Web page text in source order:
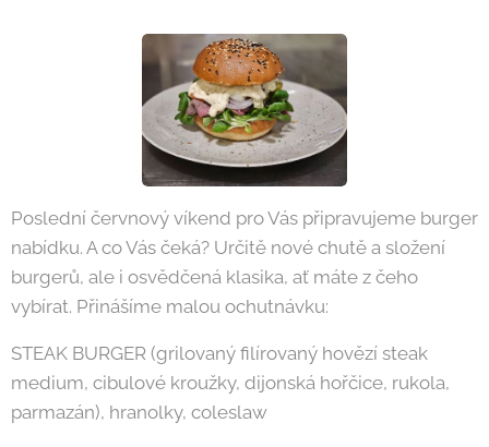
Poslední červnový víkend pro Vás připravujeme burger
nabídku. A co Vás čeká? Určitě nové chutě a složení
burgerů, ale i osvědčená klasika, ať máte z čeho
vybírat. Přinášíme malou ochutnávku:
STEAK BURGER (grilovaný filírovaný hovězí steak
medium, cibulové kroužky, dijonská hořčice, rukola,
parmazán), hranolky, coleslaw